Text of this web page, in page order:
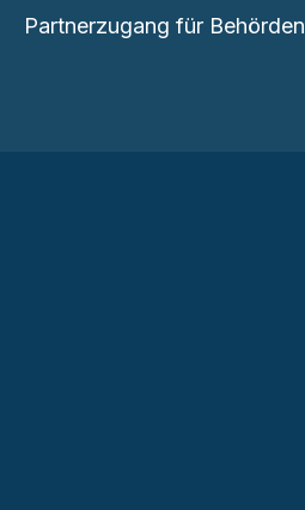
Partnerzugang für Behörden